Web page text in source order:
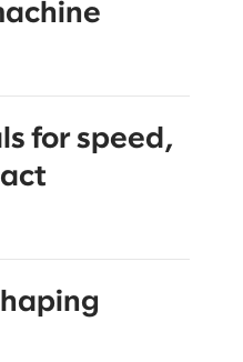
for speed,